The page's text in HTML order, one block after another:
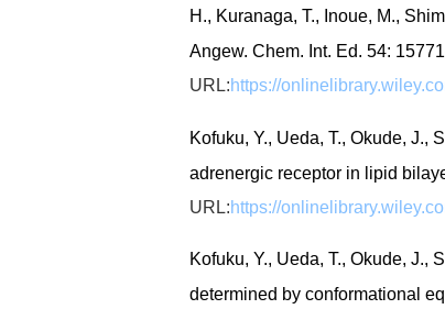
H., Kuranaga, T., Inoue, M.,
Angew. Chem. Int. Ed. 54:
URL:https://
Kofuku, Y., Ueda, T., Okude, J.,
adrenergic receptor in lipid
URL:https://
Kofuku, Y., Ueda, T., Okude, J.,
determined by conformational